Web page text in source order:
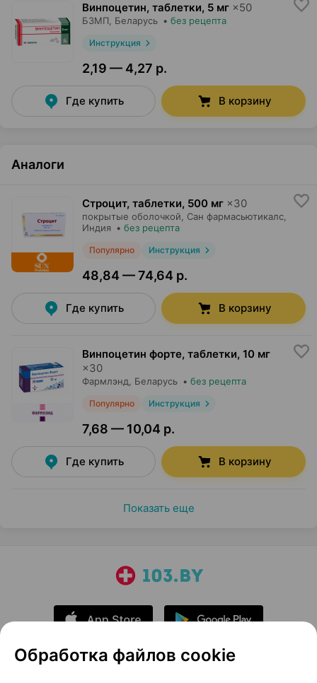
Винпоцетин, таблетки, 5 мг ×50
БЗМП, Беларусь • без рецепта
Инструкция
2,19 — 4,27 р.
Где купить В корзину
Аналоги
Строцит, таблетки, 500 мг ×30
покрытые оболочкой, Сан фармасьютикалс,
Индия • без рецепта
Популярно Инструкция
48,84 — 74,64 р.
Где купить В корзину
Винпоцетин форте, таблетки, 10 мг
×30
Фармлэнд, Беларусь • без рецепта
Популярно Инструкция
7,68 — 10,04 р.
Где купить В корзину
Показать еще
Обработка файлов cookie